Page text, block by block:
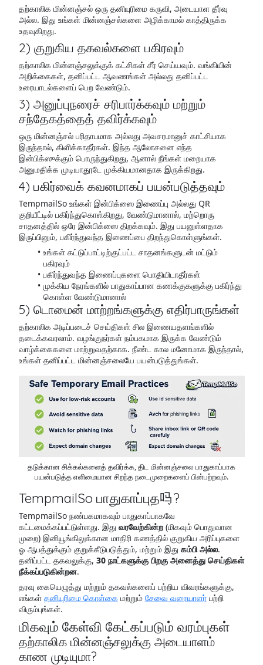
தற்காலிக மின்னஞ்சல் ஒரு தனியுரிமை கருவி, அடையாள தீர்வு
அல்ல. இது உங்கள் மின்னஞ்சல்களை அழிக்காமல் காத்திருக்க
உதவுகிறது.
2) குறுகிய தகவல்களை பகிரவும்
தற்காலிக மின்னஞ்சலுக்குக் கட்சிகள் சீர் செய்யவும். வங்கியின்
அறிக்கைகள், தனிப்பட்ட ஆவணங்கள் அல்லது தனிப்பட்ட
உரையாடல்களைப் பெற வேண்டும்.
3) அனுப்புநரைச் சரிபார்க்கவும் மற்றும்
சந்தேகத்தைத் தவிர்க்கவும்
ஒரு மின்னஞ்சல் பரிதாபமாக அல்லது அவசரமானுச் காட்சியாக
இருந்தால், கிளிக்காதீர்கள். இந்த ஆலோசனை எந்த
இன்பிக்ஸுக்கும் பொருந்துகிறது, ஆனால் நீங்கள் மறையாக
அனுமதிக்க முடியாதூடே முக்கியமானதாக இருக்கிறது.
4) பகிர்வைக் கவனமாகப் பயன்படுத்தவும்
TempmailSo உங்கள் இன்பிக்ஸை இணைப்பு அல்லது QR
குறியீட்டில் பகிர்ந்துகொள்கிறது, வேண்டுமானால், மற்றொரு
சாதனத்தில் ஒரே இன்பிக்ஸை திறக்கவும். இது பயனுள்ளதாக
இருப்பினும், பகிர்ந்துவந்த இணைப்பை திறந்துகொள்ளுங்கள்.
உங்கள் கட்டுப்பாட்டிற்குட்பட்ட சாதனங்களுடன் மட்டும்
பகிரவும்
பகிர்ந்துவந்த இணைப்புகளை பொதியிடாதீர்கள்
முக்கிய நேரங்களில் பாதுகாப்பான கணக்குகளுக்கு பகிர்ந்து
கொள்ள வேண்டுமானால்
5) டொமைன் மாற்றங்களுக்கு எதிர்பாருங்கள்
தற்காலிக அடிப்படைச் செய்திகள் சில இணையதளங்களில்
தடைக்கவரலாம். வழங்குநர்கள் நம்பகமாக இருக்க வேண்டும்
வாழ்க்கைகளை மாற்றுவதற்காக. நீண்ட கால மனோமாக இருந்தால்,
உங்கள் தனிப்பட்ட மின்னஞ்சலையே பயன்படுத்துங்கள்.
தடுக்கான சிக்கல்களைத் தவிர்க்க, திட மின்னஞ்சலை பாதுகாப்பாக
பயன்படுத்த எளிமையான சிறந்த நடைமுறைகளைப் பின்பற்றவும்.
TempmailSo பாதுகாப்புத吗?
TempmailSo நண்பகமாகவும் பாதுகாப்பாகவே
கட்டமைக்கப்பட்டுள்ளது. இது வரவேற்கின்ற(மிகவும் பொதுவான
முறை) இனியூங்கிலுக்கான மாதிரி கணத்தில் குறுகிய அரிப்புகளை
ஓ ஆபத்துக்கும் குறுக்கீடுபடுத்தும், மற்றும் இது கம்பி அல்ல.
தனிப்பட்ட தகவலுக்கு, 30 நாட்களுக்கு பிறகு அனைத்து செய்திகள்
நீக்கப்படுகின்றன.
தரவு கையெழுத்து மற்றும் தகவல்களைப் பற்றிய விவரங்களுக்கு,
எங்கள் தனியுரிமை கொள்கை மற்றும் சேவை வரையாளர்பற்றி
விரும்புங்கள்.
மிகவும் கேள்வி கேட்கப்படும் வரம்புகள்
தற்காலிக மின்னஞ்சலுக்கு அடையாளம்
காண முடியுமா?